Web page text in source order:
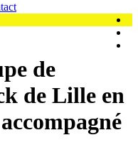
de
de Lille en